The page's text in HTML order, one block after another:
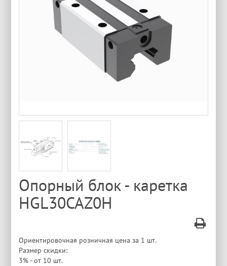
Опорный блок - каретка
HGL30CAZ0H
Ориентировочная розничная цена за 1 шт.
Размер скидки:
3% - от 10 шт.